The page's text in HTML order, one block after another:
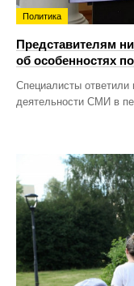
Политика
Представителям
об особенностях
Специалисты
деятельности СМИ в